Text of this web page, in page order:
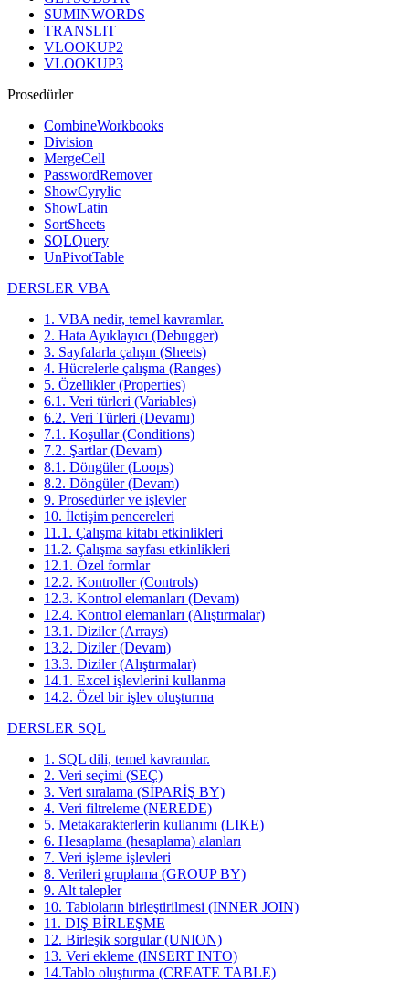
SUMINWORDS
TRANSLIT
VLOOKUP2
VLOOKUP3
Prosedürler
CombineWorkbooks
Division
MergeCell
PasswordRemover
ShowCyrylic
ShowLatin
SortSheets
SQLQuery
UnPivotTable
DERSLER VBA
1. VBA nedir, temel kavramlar.
2. Hata Ayıklayıcı (Debugger)
3. Sayfalarla çalışın (Sheets)
4. Hücrelerle çalışma (Ranges)
5. Özellikler (Properties)
6.1. Veri türleri (Variables)
6.2. Veri Türleri (Devamı)
7.1. Koşullar (Conditions)
7.2. Şartlar (Devam)
8.1. Döngüler (Loops)
8.2. Döngüler (Devam)
9. Prosedürler ve işlevler
10. İletişim pencereleri
11.1. Çalışma kitabı etkinlikleri
11.2. Çalışma sayfası etkinlikleri
12.1. Özel formlar
12.2. Kontroller (Controls)
12.3. Kontrol elemanları (Devam)
12.4. Kontrol elemanları (Alıştırmalar)
13.1. Diziler (Arrays)
13.2. Diziler (Devam)
13.3. Diziler (Alıştırmalar)
14.1. Excel işlevlerini kullanma
14.2. Özel bir işlev oluşturma
DERSLER SQL
1. SQL dili, temel kavramlar.
2. Veri seçimi (SEÇ)
3. Veri sıralama (SİPARİŞ BY)
4. Veri filtreleme (NEREDE)
5. Metakarakterlerin kullanımı (LIKE)
6. Hesaplama (hesaplama) alanları
7. Veri işleme işlevleri
8. Verileri gruplama (GROUP BY)
9. Alt talepler
10. Tabloların birleştirilmesi (INNER JOIN)
11. DIŞ BİRLEŞME
12. Birleşik sorgular (UNION)
13. Veri ekleme (INSERT INTO)
14.Tablo oluşturma (CREATE TABLE)